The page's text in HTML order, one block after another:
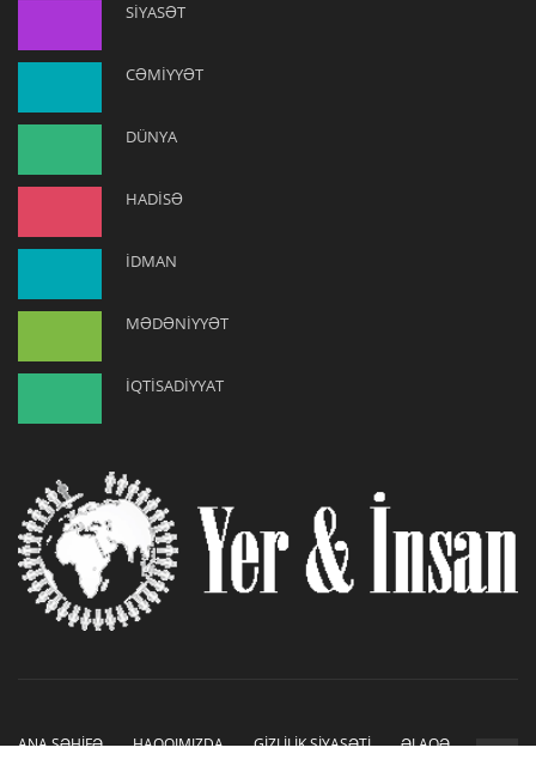
SİYASƏT
CƏMİYYƏT
DÜNYA
HADİSƏ
İDMAN
MƏDƏNİYYƏT
İQTİSADİYYAT
ANA SƏHİFƏ HAQQIMIZDA GİZLİLİK SİYASƏTİ
ƏLAQƏ